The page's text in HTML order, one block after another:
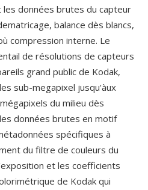
les données brutes du capteur
balance dès blancs,
compression interne. Le
de résolutions de capteurs
grand public de Kodak,
sub-megapixel jusqu'àux
du milieu dès
données brutes en motif
spécifiques à
du filtre de couleurs du
et les coefficients
de Kodak qui